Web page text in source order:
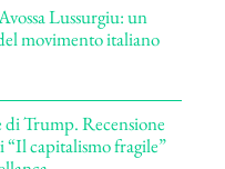
Lussurgiu: un
movimento italiano
di Trump. Recensione
“Il capitalismo fragile”